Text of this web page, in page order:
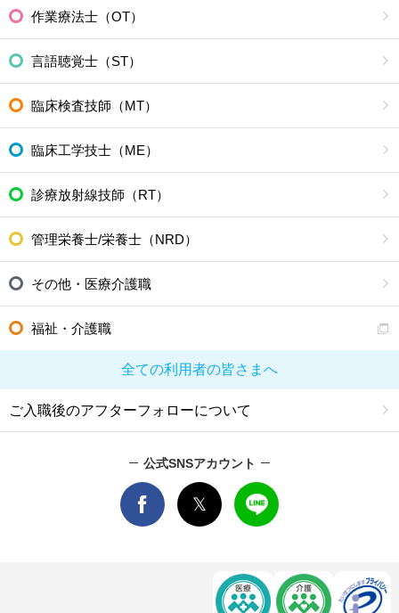
作業療法士（OT）
言語聴覚士（ST）
臨床検査技師（MT）
臨床工学技士（ME）
診療放射線技師（RT）
管理栄養士/栄養士（NRD）
その他・医療介護職
福祉・介護職
全ての利用者の皆さまへ
ご入職後のアフターフォローについて
公式SNSアカウント